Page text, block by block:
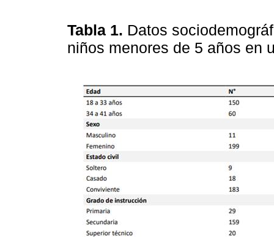
Tabla 1. Datos
niños menores de 5 años en